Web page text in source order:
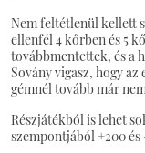
Nem feltétlenül kellett
ellenfél 4 kőrben és 5
továbbmentettek, és a
Sovány vigasz, hogy
gémnél tovább már
Részjátékból is lehet
szempontjából +200